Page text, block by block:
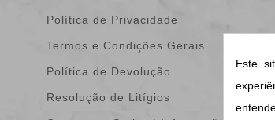
Política de Privacidade
Termos e Condições Gerais
Política de Devolução
Resolução de Litígios
Este